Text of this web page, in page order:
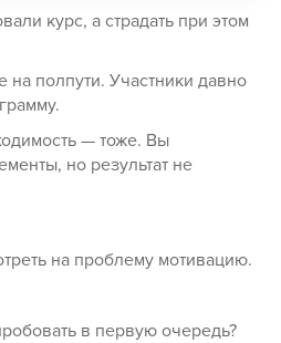
курс, а страдать при этом
полпути. Участники давно
— тоже. Вы
но результат не
на проблему мотивацию.
в первую очередь?